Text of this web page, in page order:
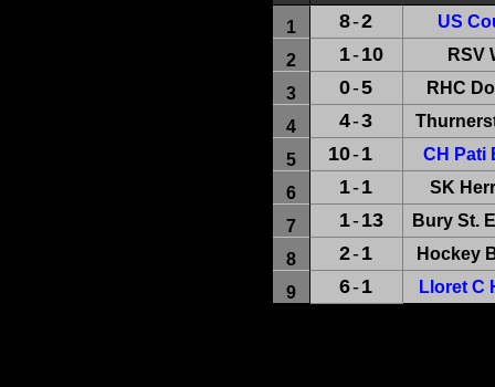
1 8-2 US
2 1-10 RSV
3 0-5 RHC
4 4-3
5 10-1 CH Pati
6 1-1 SK
7 1-13 Bury St.
8 2-1 Hockey
9 6-1 Lloret C